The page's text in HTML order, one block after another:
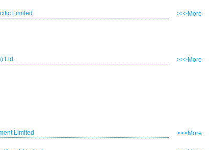
Limited >>>More
Ltd. >>>More
Limited >>>More